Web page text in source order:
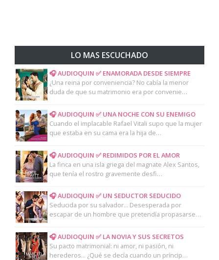
LO MAS ESCUCHADO
🎧 AUDIOQUIN ✅ ENAMORADA DESDE SIEMPRE
¿Una reina por conveniencia? No cabía la menor
duda de que su matrimonio era por convenie…
🎧 AUDIOQUIN ✅ UNA NOCHE CON SU ENEMIGO
Cuando el implacable Rafael Vitali supo que la mujer
que estaba en su cama era la hija de…
🎧 AUDIOQUIN ✅ REDIMIDOS POR EL AMOR
La finca en una isla griega del magnate Alex Santos,
que tenía el rostro gravemente desfi…
🎧 AUDIOQUIN ✅ UN SEDUCTOR SEDUCIDO
Seducida por su salvador... Desesperada por
escapar de un hombre que pretendía propasarse…
🎧 AUDIOQUIN ✅ LA NOVIA Y SUS SECRETOS
Su pacto matrimonial: ni amor, ni pasión, ni
herederos... ¿Qué se decía cuando un príncip…